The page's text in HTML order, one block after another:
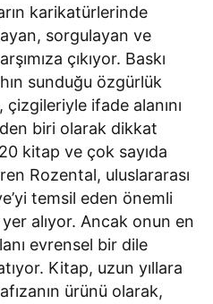
karikatürlerinde
sorgulayan ve
çıkıyor. Baskı
sunduğu özgürlük
çizgileriyle ifade alanını
biri olarak dikkat
kitap ve çok sayıda
Rozental, uluslararası
temsil eden önemli
alıyor. Ancak onun en
evrensel bir dile
Kitap, uzun yıllara
ürünü olarak,